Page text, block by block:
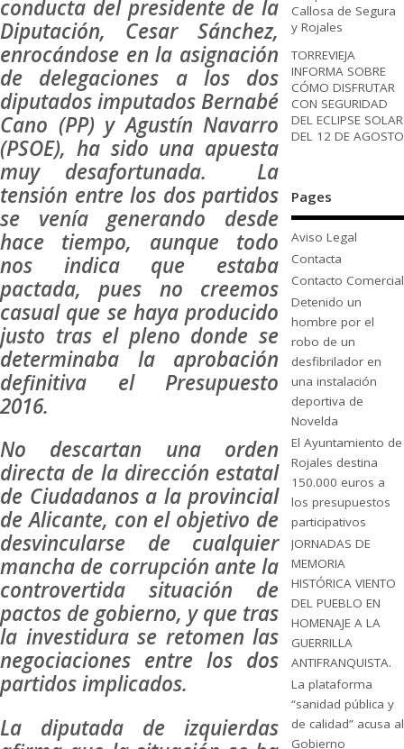
conducta del presidente de la
Diputación, Cesar Sánchez,
enrocándose en la asignación
de delegaciones a los dos
diputados imputados Bernabé
Cano (PP) y Agustín Navarro
(PSOE), ha sido una apuesta
muy desafortunada. La
tensión entre los dos partidos
se venía generando desde
hace tiempo, aunque todo
nos indica que estaba
pactada, pues no creemos
casual que se haya producido
justo tras el pleno donde se
determinaba la aprobación
definitiva el Presupuesto
2016.
No descartan una orden
directa de la dirección estatal
de Ciudadanos a la provincial
de Alicante, con el objetivo de
desvincularse de cualquier
mancha de corrupción ante la
controvertida situación de
pactos de gobierno, y que tras
la investidura se retomen las
negociaciones entre los dos
partidos implicados.
La diputada de izquierdas
Callosa de Segura
y Rojales
TORREVIEJA
INFORMA SOBRE
CÓMO DISFRUTAR
CON SEGURIDAD
DEL ECLIPSE SOLAR
DEL 12 DE AGOSTO
Pages
Aviso Legal
Contacta
Contacto Comercial
Detenido un
hombre por el
robo de un
desfibrilador en
una instalación
deportiva de
Novelda
El Ayuntamiento de
Rojales destina
150.000 euros a
los presupuestos
participativos
JORNADAS DE
MEMORIA
HISTÓRICA VIENTO
DEL PUEBLO EN
HOMENAJE A LA
GUERRILLA
ANTIFRANQUISTA.
La plataforma
“sanidad pública y
de calidad” acusa al
Gobierno